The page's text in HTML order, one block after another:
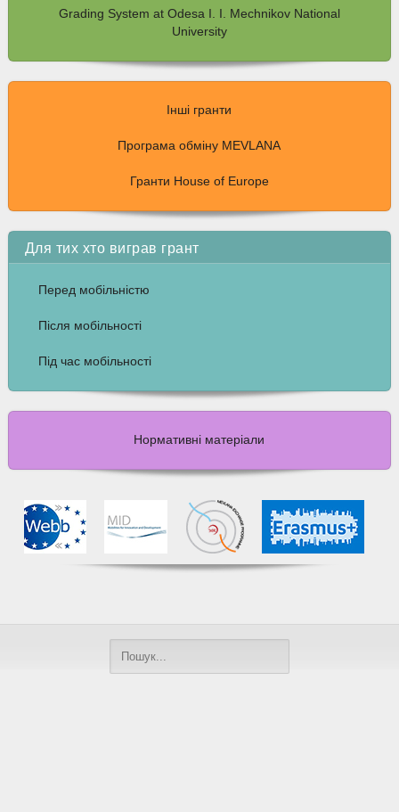
Grading System at Odesa I. I. Mechnikov National
University
Інші гранти
Програма обміну MEVLANA
Гранти House of Europe
Для тих хто виграв грант
Перед мобільністю
Після мобільності
Під час мобільності
Нормативні матеріали